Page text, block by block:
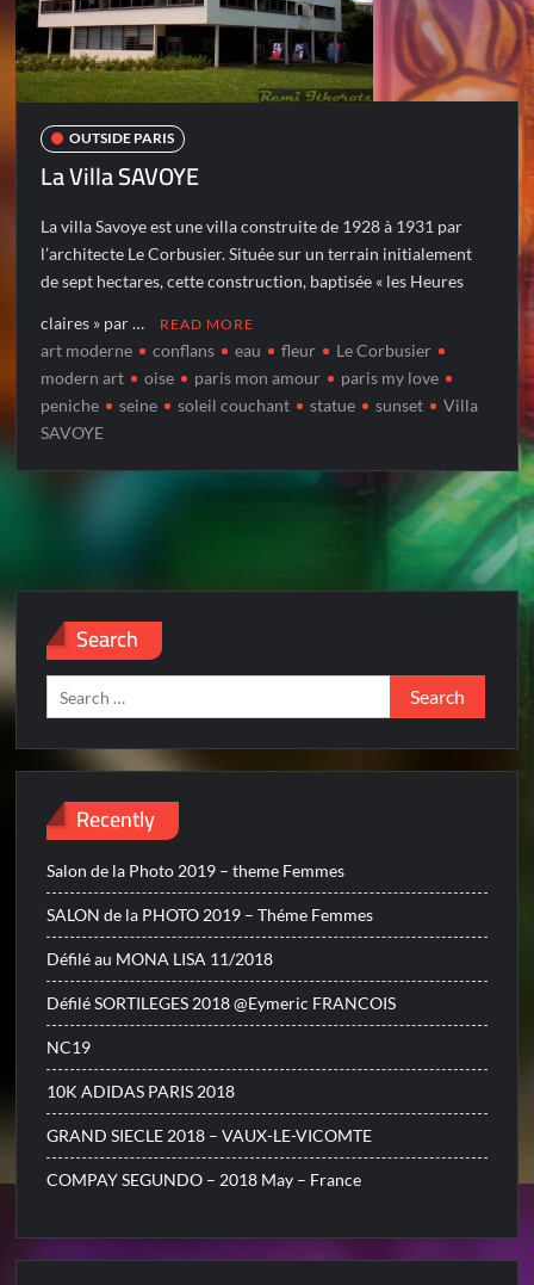
OUTSIDE PARIS
La Villa SAVOYE
La villa Savoye est une villa construite de 1928 à 1931 par
l’architecte Le Corbusier. Située sur un terrain initialement
de sept hectares, cette construction, baptisée « les Heures
claires » par … READ MORE
art moderne conflans eau fleur
Le Corbusier
modern art
oise paris mon amour
paris my love
peniche
seine soleil couchant statue sunset
Villa
SAVOYE
Search
Search
for:
Recently
Salon de la Photo 2019 – theme Femmes
SALON de la PHOTO 2019 – Théme Femmes
Défilé au MONA LISA 11/2018
Défilé SORTILEGES 2018 @Eymeric FRANCOIS
NC19
10K ADIDAS PARIS 2018
GRAND SIECLE 2018 – VAUX-LE-VICOMTE
COMPAY SEGUNDO – 2018 May – France